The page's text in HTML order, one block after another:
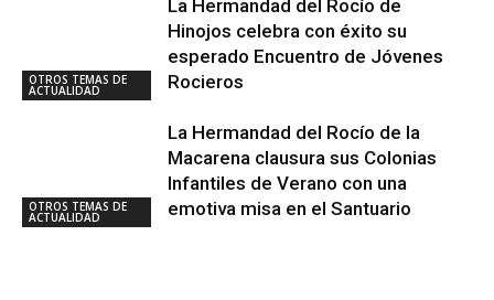
OTROS TEMAS DE
ACTUALIDAD
La Hermandad del Rocío de
Hinojos celebra con éxito su
esperado Encuentro de Jóvenes
Rocieros
OTROS TEMAS DE
ACTUALIDAD
La Hermandad del Rocío de la
Macarena clausura sus Colonias
Infantiles de Verano con una
emotiva misa en el Santuario